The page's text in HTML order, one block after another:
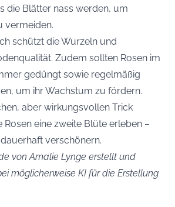
die Blätter nass werden, um
vermeiden.
schützt die Wurzeln und
Zudem sollten Rosen im
gedüngt sowie regelmäßig
um ihr Wachstum zu fördern.
aber wirkungsvollen Trick
Rosen eine zweite Blüte erleben –
verschönern.
von Amalie Lynge erstellt und
möglicherweise KI für die Erstellung